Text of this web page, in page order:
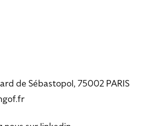
de Sébastopol, 75002 PARIS